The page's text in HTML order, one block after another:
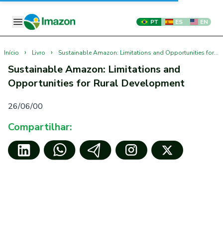
PT ES EN
Início › Livro › Sustainable Amazon: Limitations and Opportunities for Rural Development
Sustainable Amazon: Limitations and
Opportunities for Rural Development
26/06/00
Compartilhar: